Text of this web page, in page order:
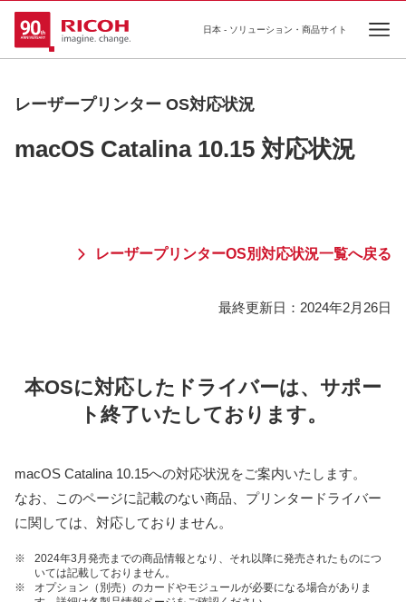
日本 - ソリューション・商品サイト
レーザープリンター OS対応状況
macOS Catalina 10.15 対応状況
レーザープリンターOS別対応状況一覧へ戻る
最終更新日： 2024年2月26日
本OSに対応したドライバーは、サポー
ト終了いたしております。
macOS Catalina 10.15への対応状況をご案内いたします。
なお、このページに記載のない商品、プリンタードライバー
に関しては、対応しておりません。
※
2024年3月発売までの商品情報となり、それ以降に発売されたものにつ
いては記載しておりません。
※
オプション（別売）のカードやモジュールが必要になる場合がありま